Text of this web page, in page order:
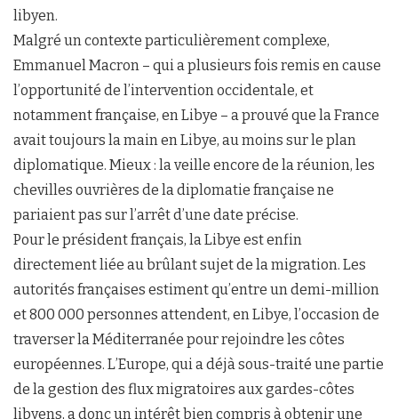
libyen.
Malgré un contexte particulièrement complexe,
Emmanuel Macron – qui a plusieurs fois remis en cause
l’opportunité de l’intervention occidentale, et
notamment française, en Libye – a prouvé que la France
avait toujours la main en Libye, au moins sur le plan
diplomatique. Mieux : la veille encore de la réunion, les
chevilles ouvrières de la diplomatie française ne
pariaient pas sur l’arrêt d’une date précise.
Pour le président français, la Libye est enfin
directement liée au brûlant sujet de la migration. Les
autorités françaises estiment qu’entre un demi-million
et 800 000 personnes attendent, en Libye, l’occasion de
traverser la Méditerranée pour rejoindre les côtes
européennes. L’Europe, qui a déjà sous-traité une partie
de la gestion des flux migratoires aux gardes-côtes
libyens, a donc un intérêt bien compris à obtenir une